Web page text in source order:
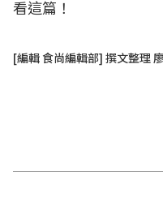
看這篇！
[編輯 食尚編輯部] 撰文整理